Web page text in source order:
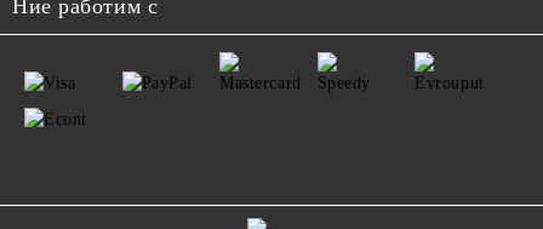
Ние работим с